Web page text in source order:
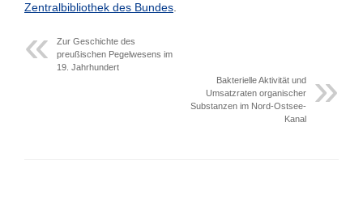
Zentralbibliothek des Bundes
Zur Geschichte des
preußischen Pegelwesens im
19. Jahrhundert
Bakterielle Aktivität und
Umsatzraten organischer
Substanzen im Nord-Ostsee-
Kanal